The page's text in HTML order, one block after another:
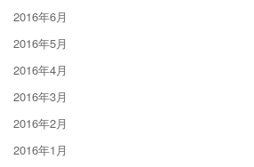
2016年6月
2016年5月
2016年4月
2016年3月
2016年2月
2016年1月